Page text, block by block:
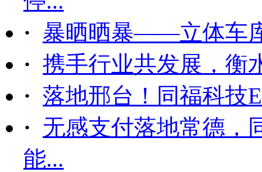
· 暴晒晒暴——立体车
· 携手行业共发展，衡
· 落地邢台！同福科技
· 无感支付落地常德，
能...